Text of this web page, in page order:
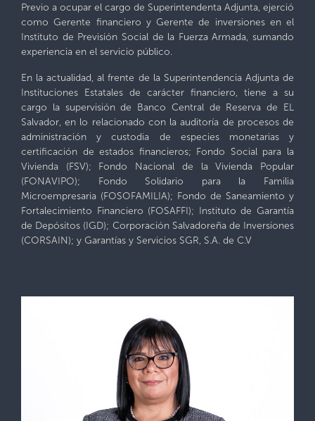
Previo a ocupar el cargo de Superintendenta Adjunta, ejerció
como Gerente financiero y Gerente de inversiones en el
Instituto de Previsión Social de la Fuerza Armada, sumando
experiencia en el servicio público.
En la actualidad, al frente de la Superintendencia Adjunta de
Instituciones Estatales de carácter financiero, tiene a su
cargo la supervisión de Banco Central de Reserva de EL
Salvador, en lo relacionado con la auditoría de procesos de
administración y custodia de especies monetarias y
certificación de estados financieros; Fondo Social para la
Vivienda (FSV); Fondo Nacional de la Vivienda Popular
(FONAVIPO); Fondo Solidario para la Familia
Microempresaria (FOSOFAMILIA); Fondo de Saneamiento y
Fortalecimiento Financiero (FOSAFFI); Instituto de Garantía
de Depósitos (IGD); Corporación Salvadoreña de Inversiones
(CORSAIN); y Garantías y Servicios SGR, S.A. de C.V